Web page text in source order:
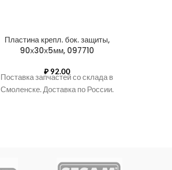
Пластина крепл. бок. защиты,
90х30х5мм, 097710
₽92.00
Поставка запчастей со склада в
Смоленске. Доставка по России.